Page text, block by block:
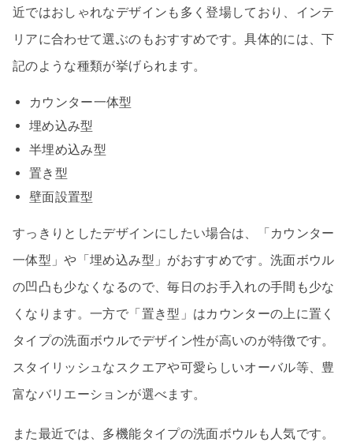
近ではおしゃれなデザインも多く登場しており、インテ
リアに合わせて選ぶのもおすすめです。具体的には、下
記のような種類が挙げられます。
カウンター一体型
埋め込み型
半埋め込み型
置き型
壁面設置型
すっきりとしたデザインにしたい場合は、「カウンター
一体型」や「埋め込み型」がおすすめです。洗面ボウル
の凹凸も少なくなるので、毎日のお手入れの手間も少な
くなります。一方で「置き型」はカウンターの上に置く
タイプの洗面ボウルでデザイン性が高いのが特徴です。
スタイリッシュなスクエアや可愛らしいオーバル等、豊
富なバリエーションが選べます。
また最近では、多機能タイプの洗面ボウルも人気です。